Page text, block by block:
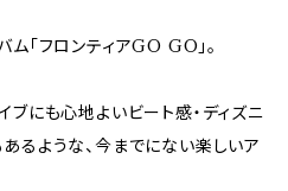
「フロンティアGO GO」。
ブにも心地よいビート感・ディズニ
るような、今までにない楽しいア